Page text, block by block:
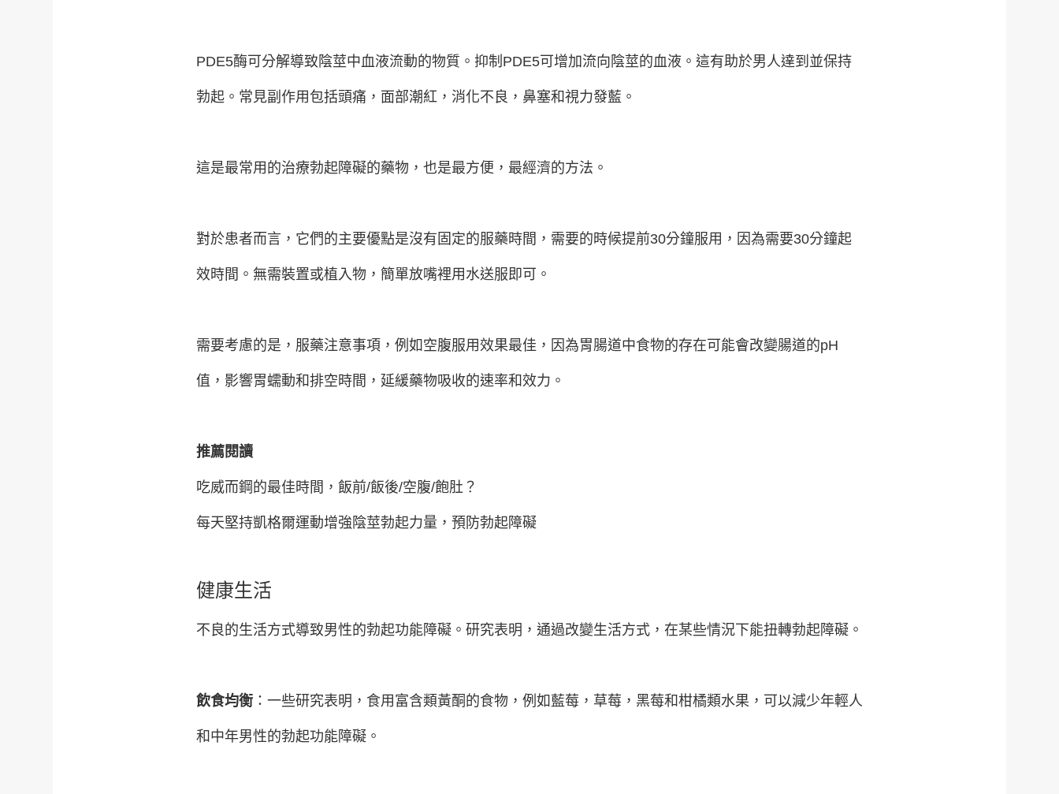
PDE5酶可分解導致陰莖中血液流動的物質。抑制PDE5可增加流向陰莖的血液。這有助於男人達到並保持
勃起。常見副作用包括頭痛，面部潮紅，消化不良，鼻塞和視力發藍。
這是最常用的治療勃起障礙的藥物，也是最方便，最經濟的方法。
對於患者而言，它們的主要優點是沒有固定的服藥時間，需要的時候提前30分鐘服用，因為需要30分鐘起
效時間。無需裝置或植入物，簡單放嘴裡用水送服即可。
需要考慮的是，服藥注意事項，例如空腹服用效果最佳，因為胃腸道中食物的存在可能會改變腸道的pH
值，影響胃蠕動和排空時間，延緩藥物吸收的速率和效力。
推薦閱讀
吃威而鋼的最佳時間，飯前/飯後/空腹/飽肚？
每天堅持凱格爾運動增強陰莖勃起力量，預防勃起障礙
健康生活
不良的生活方式導致男性的勃起功能障礙。研究表明，通過改變生活方式，在某些情況下能扭轉勃起障礙。
飲食均衡：一些研究表明，食用富含類黃酮的食物，例如藍莓，草莓，黑莓和柑橘類水果，可以減少年輕人
和中年男性的勃起功能障礙。